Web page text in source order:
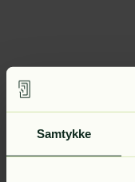
Samtykke